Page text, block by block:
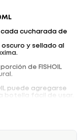
cada cucharada de
y sellado al
de FISHOIL
puede agregarse